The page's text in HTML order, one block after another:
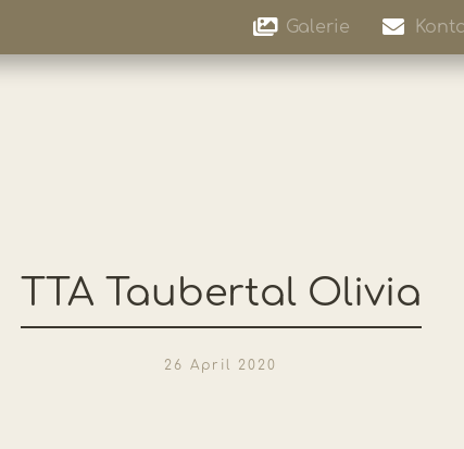
Galerie
TTA Taubertal Olivia
26 April 2020